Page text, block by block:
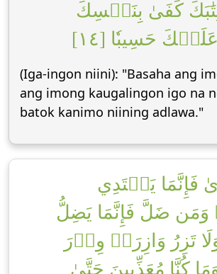
كَفَىٰ بِنَفۡسِكَ
حَسِيبٗا [١٤]
(Iga-ingon niini): "Basaha ang
ang imong kaugalingon igo na
batok kanimo niining adlawa."
فَإِنَّمَا يَهۡتَدِي
ضَلَّ فَإِنَّمَا يَضِلُّ
تَزِرُ وَازِرَةٞ وِزۡرَ
كُنَّا مُعَذِّبِينَ حَتَّىٰ